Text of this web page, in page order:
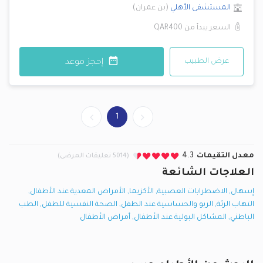
المستشفى الأهلي (بن عمران)
السعر يبدأ من QAR400
عرض الطبيب إحجز موعد
1
معدل التقيمات 4.3 (5014 تعليقات المرضى)
العلاجات الشائعة
إسهال, الاضطرابات العصبية, الأكزيما, الأمراض المعدية عند الأطفال,
التهاب الرئة, الربو والحساسية عند الطفل, الصحة النفسية للطفل, الطب
الباطني, المشاكل البولية عند الأطفال, أمراض الأطفال